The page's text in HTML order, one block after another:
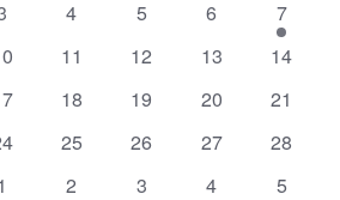
0
4
0
5
0
6
2
7
0
11
0
12
0
13
0
14
0
18
0
19
0
20
0
21
0
25
0
26
0
27
0
28
0
2
0
3
0
4
0
5